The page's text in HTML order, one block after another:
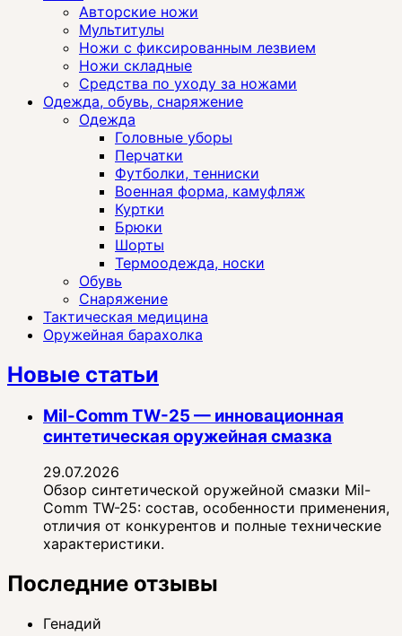
Авторские ножи
Мультитулы
Ножи с фиксированным лезвием
Ножи складные
Средства по уходу за ножами
Одежда, обувь, снаряжение
Одежда
Головные уборы
Перчатки
Футболки, тенниски
Военная форма, камуфляж
Куртки
Брюки
Шорты
Термоодежда, носки
Обувь
Снаряжение
Тактическая медицина
Оружейная барахолка
Новые статьи
Mil-Comm TW-25 — инновационная
синтетическая оружейная смазка
29.07.2026
Обзор синтетической оружейной смазки Mil-
Comm TW-25: состав, особенности применения,
отличия от конкурентов и полные технические
характеристики.
Последние отзывы
Генадий